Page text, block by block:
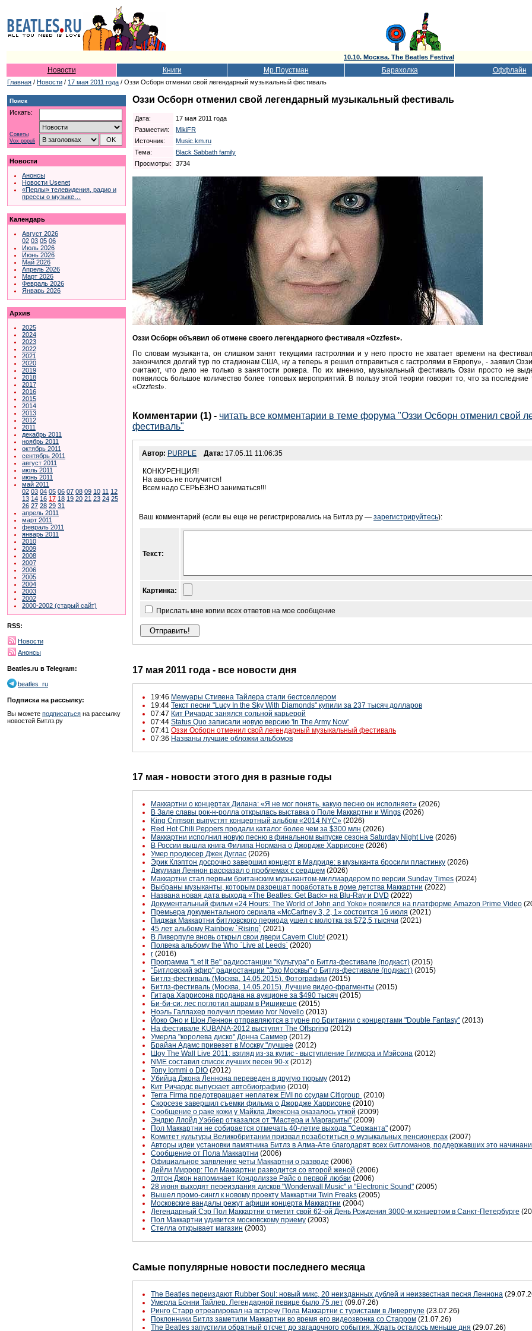
10.10. Москва. The Beatles Festival
Новости Книги Мр.Поустман Барахолка Оффлайн
Главная / Новости / 17 мая 2011 года / Оззи Осборн отменил свой легендарный музыкальный фестиваль
Поиск
Искать:
Советы
Vox populi
Новости
Анонсы
Новости Usenet
«Перлы» телевидения, радио и
прессы о музыке…
Календарь
Август 2026
02 03 05 06
Июль 2026
Июнь 2026
Май 2026
Апрель 2026
Март 2026
Февраль 2026
Январь 2026
Архив
2025
2024
2023
2022
2021
2020
2019
2018
2017
2016
2015
2014
2013
2012
2011
декабрь 2011
ноябрь 2011
октябрь 2011
сентябрь 2011
август 2011
июль 2011
июнь 2011
май 2011
02 03 04 05 06 07 08 09 10 11 12
13 14 16 17 18 19 20 21 23 24 25
26 27 28 29 31
апрель 2011
март 2011
февраль 2011
январь 2011
2010
2009
2008
2007
2006
2005
2004
2003
2002
2000-2002 (старый сайт)
RSS:
Новости
Анонсы
Beatles.ru в Telegram:
beatles_ru
Подписка на рассылку:
Вы можете подписаться на рассылку
новостей Битлз.ру
Оззи Осборн отменил свой легендарный музыкальный фестиваль
Дата:
17 мая 2011 года
Разместил:
MikiFR
Источник:
Music.km.ru
Тема:
Black Sabbath family
Просмотры:
3734
Оззи Осборн объявил об отмене своего легендарного фестиваля «Ozzfest».
По словам музыканта, он слишком занят текущими гастролями и у него просто не хватает времени на
закончился долгий тур по стадионам США, ну а теперь я решил отправиться с гастролями в Европу», - заявил
считают, что дело не только в занятости рокера. По их мнению, музыкальный фестиваль Оззи просто не
появилось большое количество более топовых мероприятий. В пользу этой теории говорит то, что за
«Ozzfest».
Комментарии (1) - читать все комментарии в теме форума "Оззи Осборн отменил свой
фестиваль"
Автор: PURPLE Дата: 17.05.11 11:06:35
КОНКУРЕНЦИЯ!
На авось не получится!
Всем надо СЕРЬЁЗНО заниматься!!!
Ваш комментарий (если вы еще не регистрировались на Битлз.ру — зарегистрируйтесь):
Текст:
Картинка:
Прислать мне копии всех ответов на мое сообщение
17 мая 2011 года - все новости дня
19:46 Мемуары Стивена Тайлера стали бестселлером
19:44 Текст песни "Lucy In the Sky With Diamonds" купили за 237 тысяч долларов
07:47 Кит Ричардс занялся сольной карьерой
07:44 Status Quo записали новую версию 'In The Army Now'
07:41 Оззи Осборн отменил свой легендарный музыкальный фестиваль
07:36 Названы лучшие обложки альбомов
17 мая - новости этого дня в разные годы
Маккартни о концертах Дилана: «Я не мог понять, какую песню он исполняет» (2026)
В Зале славы рок-н-ролла открылась выставка о Поле Маккартни и Wings (2026)
King Crimson выпустят концертный альбом «2014 NYC» (2026)
Red Hot Chili Peppers продали каталог более чем за $300 млн (2026)
Маккартни исполнил новую песню в финальном выпуске сезона Saturday Night Live (2026)
В России вышла книга Филипа Нормана о Джордже Харрисоне (2026)
Умер продюсер Джек Дуглас (2026)
Эрик Клэптон досрочно завершил концерт в Мадриде: в музыканта бросили пластинку (2026)
Джулиан Леннон рассказал о проблемах с сердцем (2026)
Маккартни стал первым британским музыкантом-миллиардером по версии Sunday Times (2024)
Выбраны музыканты, которым разрешат поработать в доме детства Маккартни (2022)
Названа новая дата выхода «The Beatles: Get Back» на Blu-Ray и DVD (2022)
Документальный фильм «24 Hours: The World of John and Yoko» появился на платформе Amazon Prime Video
Премьера документального сериала «McCartney 3, 2, 1» состоится 16 июля (2021)
Пиджак Маккартни битловского периода ушел с молотка за $72,5 тысячи (2021)
45 лет альбому Rainbow `Rising` (2021)
В Ливерпуле вновь открыл свои двери Cavern Club! (2021)
Полвека альбому the Who `Live at Leeds` (2020)
r (2016)
Программа "Let It Be" радиостанции "Культура" о Битлз-фестивале (подкаст) (2015)
"Битловский эфир" радиостанции "Эхо Москвы" о Битлз-фестивале (подкаст) (2015)
Битлз-фестиваль (Москва, 14.05.2015). Фотографии (2015)
Битлз-фестиваль (Москва, 14.05.2015). Лучшие видео-фрагменты (2015)
Гитара Харрисона продана на аукционе за $490 тысяч (2015)
Би-би-си: лес поглотил ашрам в Ришикеше (2015)
Ноэль Галлахер получил премию Ivor Novello (2013)
Йоко Оно и Шон Леннон отправляются в турне по Британии с концертами "Double Fantasy" (2013)
На фестивале KUBANA-2012 выступят The Offspring (2012)
Умерла "королева диско" Донна Саммер (2012)
Брайан Адамс привезет в Москву "лучшее (2012)
Шоу The Wall Live 2011: взгляд из-за кулис - выступление Гилмора и Мэйсона (2012)
NME составил список лучших песен 90-х (2012)
Tony Iommi о DIO (2012)
Убийца Джона Леннона переведен в другую тюрьму (2012)
Кит Ричардс выпускает автобиографию (2010)
Terra Firma предотвращает неплатеж EMI по ссудам Citigroup (2010)
Скорсезе завершил съемки фильма о Джордже Харрисоне (2010)
Сообщение о раке кожи у Майкла Джексона оказалось уткой (2009)
Эндрю Ллойд Уэббер отказался от "Мастера и Маргариты" (2009)
Пол Маккартни не собирается отмечать 40-летие выхода "Сержанта" (2007)
Комитет культуры Великобритании призвал позаботиться о музыкальных пенсионерах (2007)
Авторы идеи установки памятника Битлз в Алма-Ате благодарят всех битломанов, поддержавших это
Сообщение от Пола Маккартни (2006)
Официальное заявление четы Маккартни о разводе (2006)
Дейли Миррор: Пол Маккартни разводится со второй женой (2006)
Элтон Джон напоминает Кондолиззе Райс о первой любви (2006)
28 июня выходят переиздания дисков "Wonderwall Music" и "Electronic Sound" (2005)
Вышел промо-сингл к новому проекту Маккартни Twin Freaks (2005)
Московские вандалы режут афиши концерта Маккартни (2004)
Легендарный Сэр Пол Маккартни отметит свой 62-ой День Рождения 3000-м концертом в Санкт-Петербурге
Пол Маккартни удивится московскому приему (2003)
Стелла открывает магазин (2003)
Самые популярные новости последнего месяца
The Beatles переиздают Rubber Soul: новый микс, 20 неизданных дублей и неизвестная песня Леннона
Умерла Бонни Тайлер. Легендарной певице было 75 лет (09.07.26)
Ринго Старр отреагировал на встречу Пола Маккартни с туристами в Ливерпуле (23.07.26)
Поклонники Битлз заметили Маккартни во время его видеозвонка со Старром (21.07.26)
The Beatles запустили обратный отсчет до загадочного события. Ждать осталось меньше дня (29.07.26)